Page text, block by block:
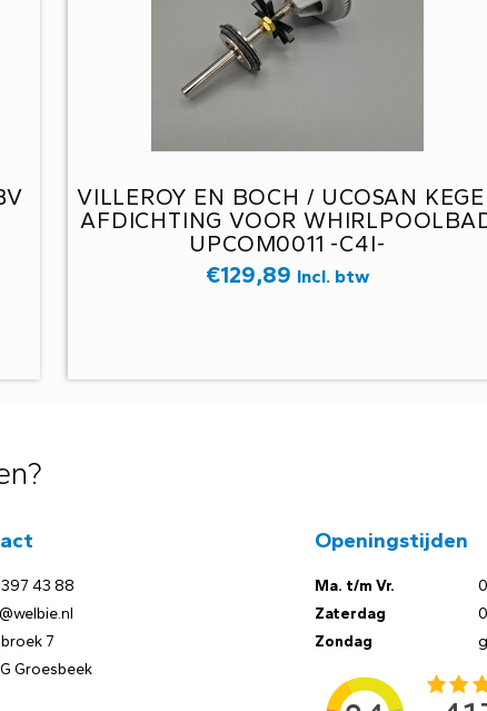
VILLEROY EN BOCH / UCOSAN
AFDICHTING VOOR
UPCOM0011 -C4I-
€129,89 Incl. btw
43 88
7
Groesbeek
Openingstijden
Ma. t/m Vr.
Zaterdag
Zondag